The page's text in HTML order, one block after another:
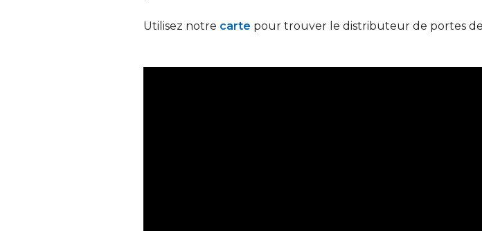
Utilisez notre carte pour trouver le distributeur de portes